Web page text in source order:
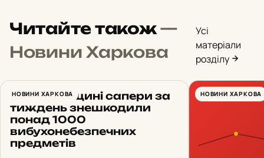
Читайте також—
Новини Харкова
Усі
матеріали
розділу
НОВИНИ ХАРКОВА
На Харківщині сапери за
тиждень знешкодили
понад 1000
вибухонебезпечних
предметів
НОВИНИ ХАРКОВА